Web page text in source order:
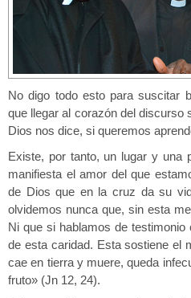
No digo todo esto para suscitar
que llegar al corazón del discurso
Dios nos dice, si queremos
Existe, por tanto, un lugar y una
manifiesta el amor del que
de Dios que en la cruz da su
olvidemos nunca que, sin esta
Ni que si hablamos de
de esta caridad. Esta sostiene el
cae en tierra y muere, queda
fruto» (Jn 12, 24).